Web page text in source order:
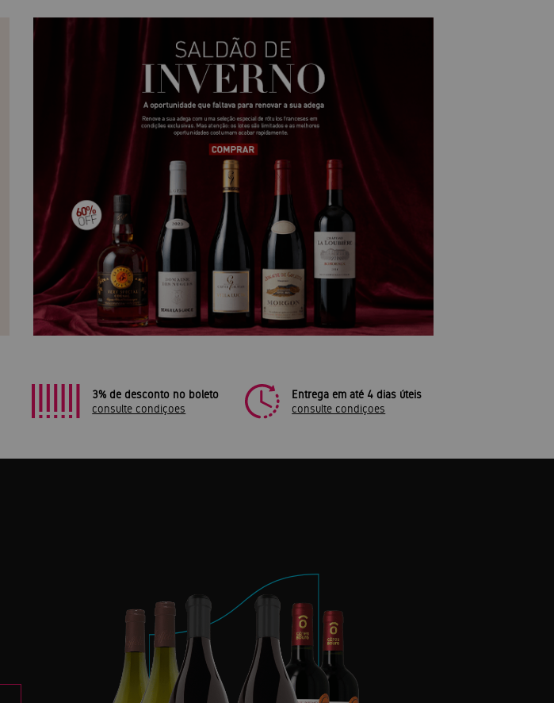
3% de desconto no boleto
consulte condiçoes
Entrega em até 4 dias úteis
consulte condiçoes